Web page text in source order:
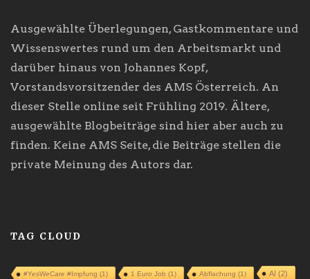
Ausgewählte Überlegungen, Gastkommentare und
Wissenswertes rund um den Arbeitsmarkt und
darüber hinaus von Johannes Kopf,
Vorstandsvorsitzender des AMS Österreich. An
dieser Stelle online seit Frühling 2019. Ältere,
ausgewählte Blogbeiträge sind hier aber auch zu
finden. Keine AMS Seite, die Beiträge stellen die
private Meinung des Autors dar.
TAG CLOUD
#YesWeCare #Impfung (1) 1 Euro Job (1) Abflachung (1) AI (2)